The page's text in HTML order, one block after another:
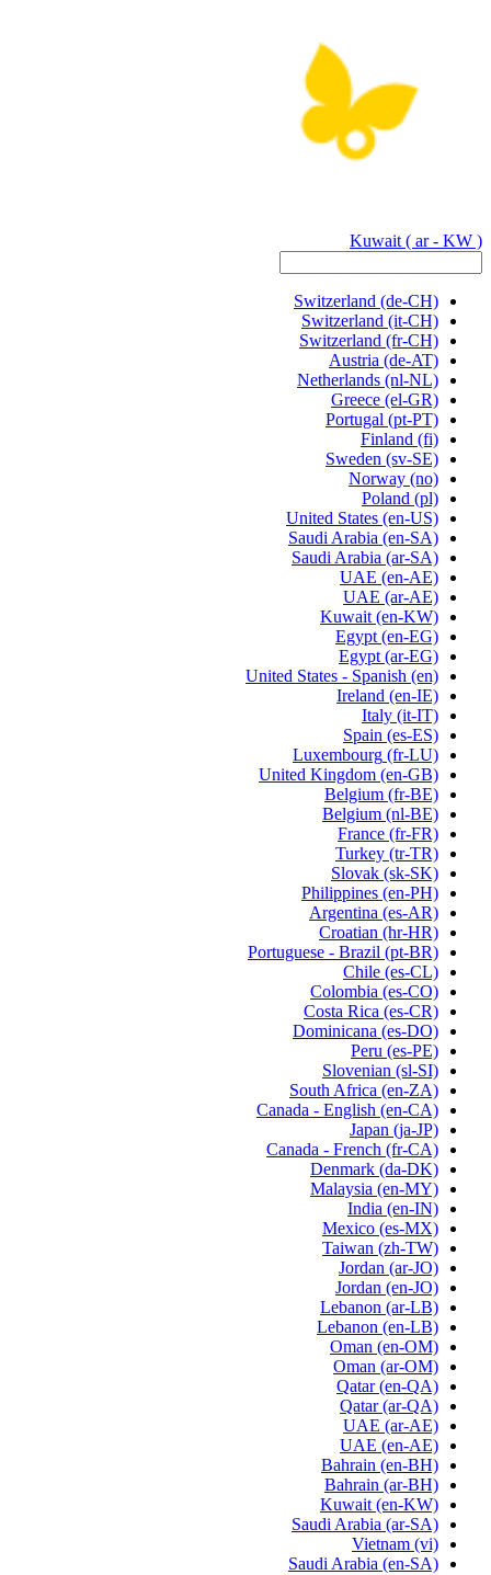
Kuwait ( ar - KW )
Switzerland (de-CH)
Switzerland (it-CH)
Switzerland (fr-CH)
Austria (de-AT)
Netherlands (nl-NL)
Greece (el-GR)
Portugal (pt-PT)
Finland (fi)
Sweden (sv-SE)
Norway (no)
Poland (pl)
United States (en-US)
Saudi Arabia (en-SA)
Saudi Arabia (ar-SA)
UAE (en-AE)
UAE (ar-AE)
Kuwait (en-KW)
Egypt (en-EG)
Egypt (ar-EG)
United States - Spanish (en)
Ireland (en-IE)
Italy (it-IT)
Spain (es-ES)
Luxembourg (fr-LU)
United Kingdom (en-GB)
Belgium (fr-BE)
Belgium (nl-BE)
France (fr-FR)
Turkey (tr-TR)
Slovak (sk-SK)
Philippines (en-PH)
Argentina (es-AR)
Croatian (hr-HR)
Portuguese - Brazil (pt-BR)
Chile (es-CL)
Colombia (es-CO)
Costa Rica (es-CR)
Dominicana (es-DO)
Peru (es-PE)
Slovenian (sl-SI)
South Africa (en-ZA)
Canada - English (en-CA)
Japan (ja-JP)
Canada - French (fr-CA)
Denmark (da-DK)
Malaysia (en-MY)
India (en-IN)
Mexico (es-MX)
Taiwan (zh-TW)
Jordan (ar-JO)
Jordan (en-JO)
Lebanon (ar-LB)
Lebanon (en-LB)
Oman (en-OM)
Oman (ar-OM)
Qatar (en-QA)
Qatar (ar-QA)
UAE (ar-AE)
UAE (en-AE)
Bahrain (en-BH)
Bahrain (ar-BH)
Kuwait (en-KW)
Saudi Arabia (ar-SA)
Vietnam (vi)
Saudi Arabia (en-SA)